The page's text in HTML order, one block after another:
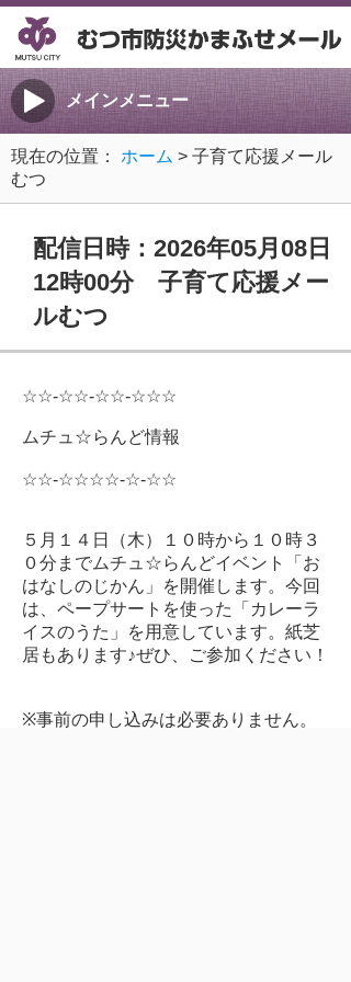
メインメニュー
現在の位置： ホーム > 子育て応援メール
むつ
配信日時：2026年05月08日
12時00分 子育て応援メー
ルむつ
☆☆-☆☆-☆☆-☆☆☆
ムチュ☆らんど情報
☆☆-☆☆☆☆-☆-☆☆
５月１４日（木）１０時から１０時３
０分までムチュ☆らんどイベント「お
はなしのじかん」を開催します。今回
は、ペープサートを使った「カレーラ
イスのうた」を用意しています。紙芝
居もあります♪ぜひ、ご参加ください！
※事前の申し込みは必要ありません。